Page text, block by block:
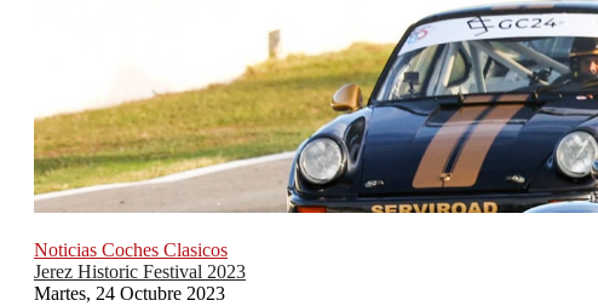
Noticias Coches Clasicos
Jerez Historic Festival 2023
Martes, 24 Octubre 2023